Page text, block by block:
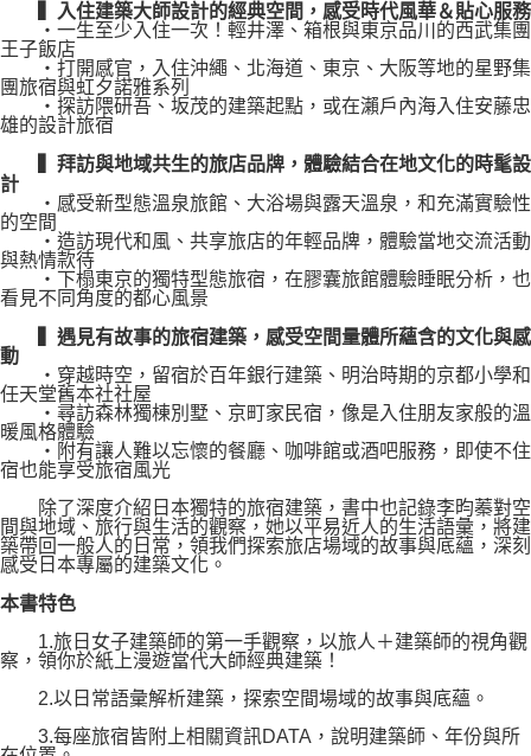
▍入住建築大師設計的經典空間，感受時代風華＆貼心服務
・一生至少入住一次！輕井澤、箱根與東京品川的西武集團
王子飯店
・打開感官，入住沖繩、北海道、東京、大阪等地的星野集
團旅宿與虹夕諾雅系列
・探訪隈研吾、坂茂的建築起點，或在瀨戶內海入住安藤忠
雄的設計旅宿
▍拜訪與地域共生的旅店品牌，體驗結合在地文化的時髦設
計
・感受新型態溫泉旅館、大浴場與露天溫泉，和充滿實驗性
的空間
・造訪現代和風、共享旅店的年輕品牌，體驗當地交流活動
與熱情款待
・下榻東京的獨特型態旅宿，在膠囊旅館體驗睡眠分析，也
看見不同角度的都心風景
▍遇見有故事的旅宿建築，感受空間量體所蘊含的文化與感
動
・穿越時空，留宿於百年銀行建築、明治時期的京都小學和
任天堂舊本社社屋
・尋訪森林獨棟別墅、京町家民宿，像是入住朋友家般的溫
暖風格體驗
・附有讓人難以忘懷的餐廳、咖啡館或酒吧服務，即使不住
宿也能享受旅宿風光
除了深度介紹日本獨特的旅宿建築，書中也記錄李昀蓁對空
間與地域、旅行與生活的觀察，她以平易近人的生活語彙，將建
築帶回一般人的日常，領我們探索旅店場域的故事與底蘊，深刻
感受日本專屬的建築文化。
本書特色
1.旅日女子建築師的第一手觀察，以旅人＋建築師的視角觀
察，領你於紙上漫遊當代大師經典建築！
2.以日常語彙解析建築，探索空間場域的故事與底蘊。
3.每座旅宿皆附上相關資訊DATA，說明建築師、年份與所